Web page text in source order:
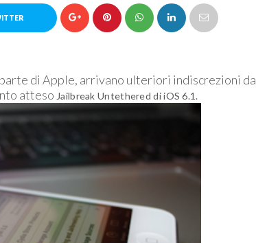
di Apple, arrivano ulteriori indiscrezioni da
atteso Jailbreak Untethered di iOS 6.1.